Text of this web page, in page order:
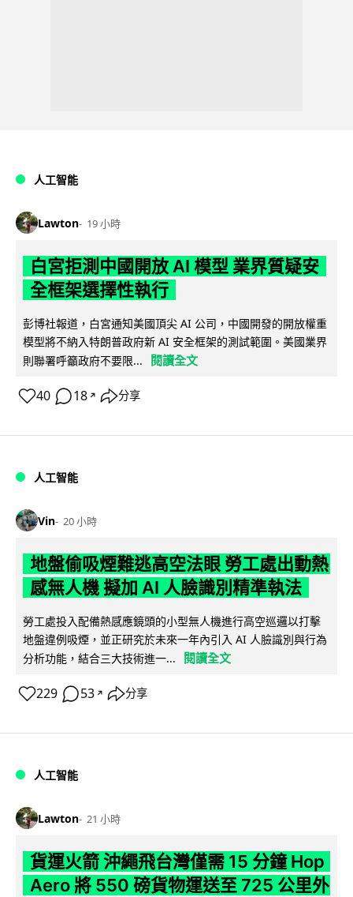
人工智能
Lawton 19 小時
白宮拒測中國開放 AI 模型 業界質疑安
全框架選擇性執行
彭博社報道，白宮通知美國頂尖 AI 公司，中國開發的開放權重
模型將不納入特朗普政府新 AI 安全框架的測試範圍。美國業界
則聯署呼籲政府不要限...
閱讀全文
40 18 ↗ 分享
人工智能
Vin 20 小時
地盤偷吸煙難逃高空法眼 勞工處出動熱
感無人機 擬加 AI 人臉識別精準執法
勞工處投入配備熱感應鏡頭的小型無人機進行高空巡邏以打擊
地盤違例吸煙，並正研究於未來一年內引入 AI 人臉識別與行為
分析功能，結合三大技術進一...
閱讀全文
229 53 ↗ 分享
人工智能
Lawton 21 小時
貨運火箭 沖繩飛台灣僅需 15 分鐘 Hop
Aero 將 550 磅貨物運送至 725 公里外